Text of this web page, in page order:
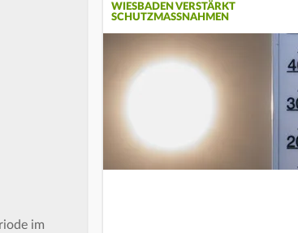
im
WIESBADEN VERSTÄRKT
SCHUTZMASSNAHMEN